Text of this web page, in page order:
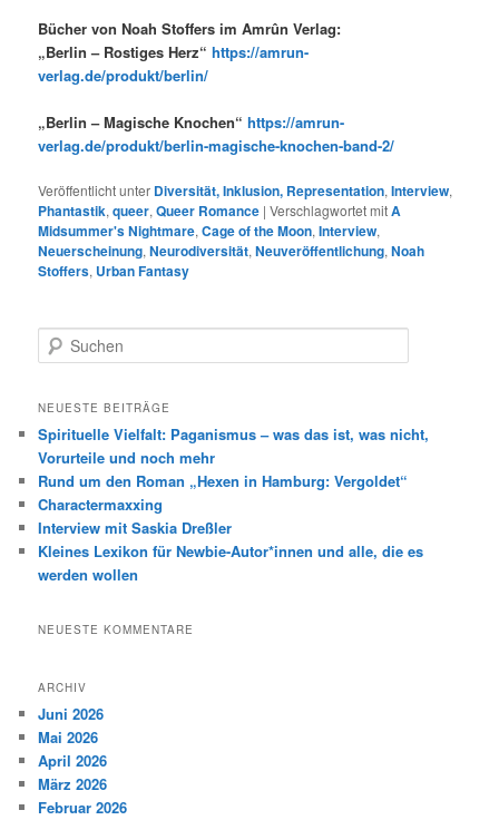
Bücher von Noah Stoffers im Amrûn Verlag:
„Berlin – Rostiges Herz“https://amrun-
verlag.de/produkt/berlin/
„Berlin – Magische Knochen“https://amrun-
verlag.de/produkt/berlin-magische-knochen-band-2/
Veröffentlicht unter Diversität, Inklusion, Representation,Interview,
Phantastik,queer,Queer Romance |Verschlagwortet mitA
Midsummer's Nightmare,Cage of the Moon,Interview,
Neuerscheinung,Neurodiversität,Neuveröffentlichung,Noah
Stoffers, Urban Fantasy
u
h
n
NEUESTE BEITRÄGE
Spirituelle Vielfalt: Paganismus – was das ist, was nicht,
Vorurteile und noch mehr
Rund um den Roman „Hexen in Hamburg: Vergoldet“
Charactermaxxing
Interview mit Saskia Dreßler
Kleines Lexikon für Newbie-Autor*innen und alle, die es
werden wollen
NEUESTE KOMMENTARE
ARCHIV
Juni 2026
Mai 2026
April 2026
März 2026
Februar 2026